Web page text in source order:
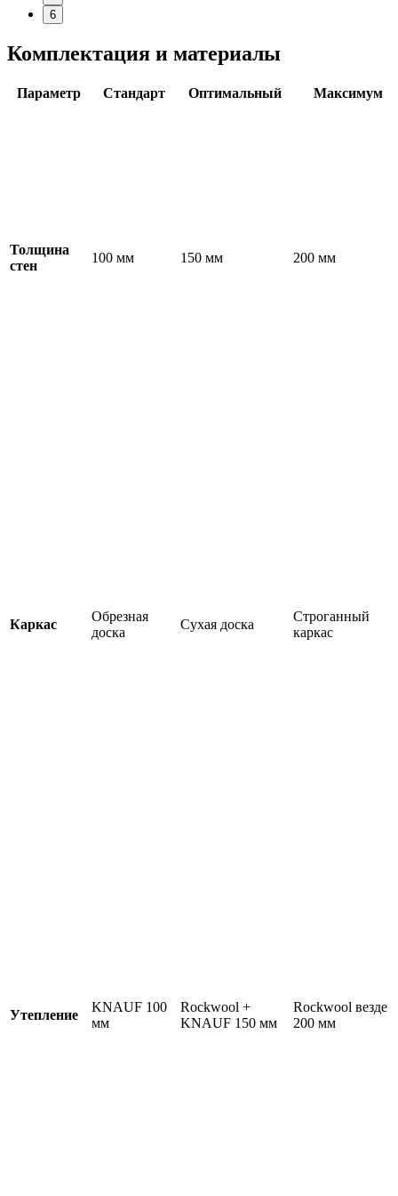
6
Комплектация и материалы
Параметр Стандарт Оптимальный Максимум
Толщина
стен
100 мм 150 мм 200 мм
Каркас
Обрезная
доска
Сухая доска
Строганный
каркас
Утепление
KNAUF 100
мм
Rockwool +
KNAUF 150 мм
Rockwool везде
200 мм